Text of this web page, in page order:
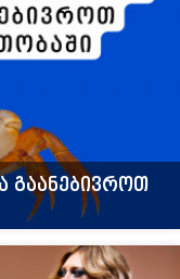
გაანებივროთ